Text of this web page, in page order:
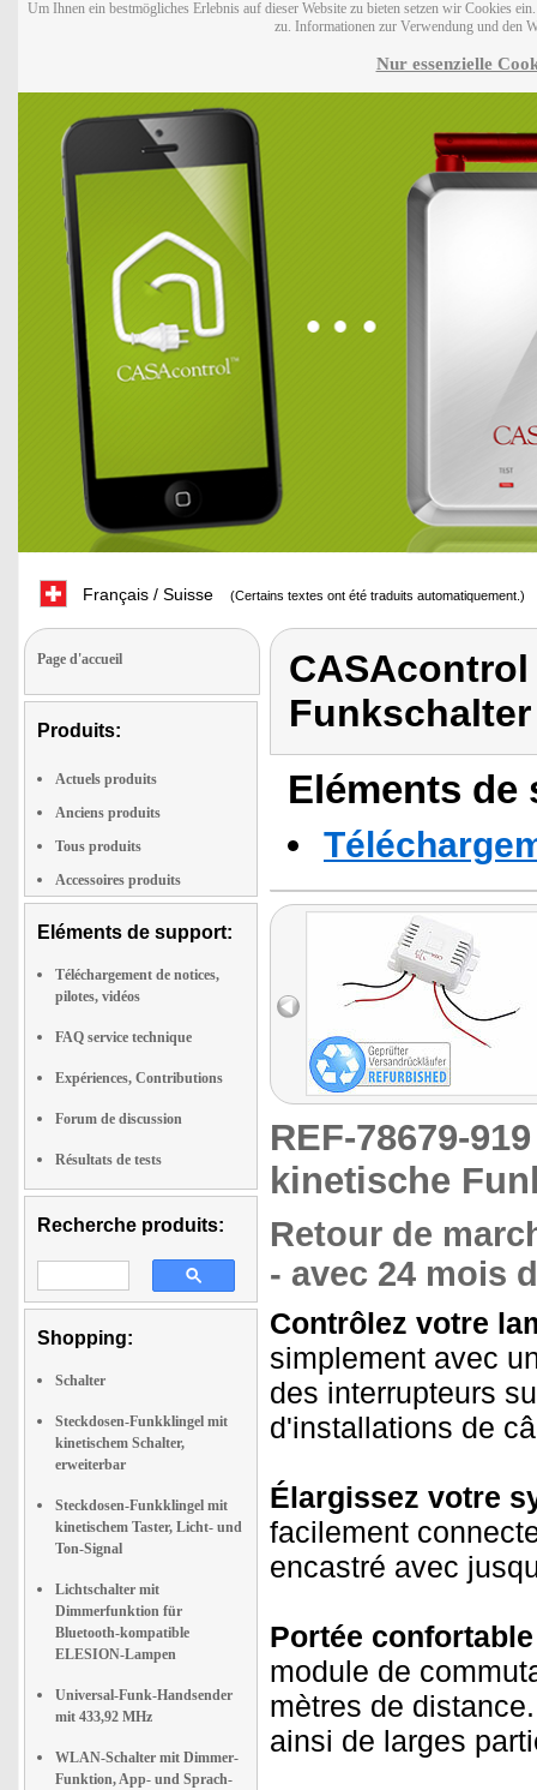
Um Ihnen ein bestmögliches Erlebnis auf dieser Website zu bieten setzen wir Cookies
zu. Informationen zur Verwendung und den
Nur essenzielle
Français / Suisse (Certains textes ont été traduits automatiquement.)
Page d'accueil
Produits:
Actuels produits
Anciens produits
Tous produits
Accessoires produits
Eléments de support:
Téléchargement de notices,
pilotes, vidéos
FAQ service technique
Expériences, Contributions
Forum de discussion
Résultats de tests
Recherche produits:
Shopping:
Schalter
Steckdosen-Funkklingel mit
kinetischem Schalter,
erweiterbar
Steckdosen-Funkklingel mit
kinetischem Taster, Licht- und
Ton-Signal
Lichtschalter mit
Dimmerfunktion für
Bluetooth-kompatible
ELESION-Lampen
Universal-Funk-Handsender
mit 433,92 MHz
WLAN-Schalter mit Dimmer-
Funktion, App- und Sprach-
Eléments
REF-78679-
kinetische
Retour de
- avec 24 mois
Contrôlez votre
simplement avec
des interrupteurs
d'installations de
Élargissez votre
facilement
encastré avec
Portée
module de
mètres de
ainsi de larges